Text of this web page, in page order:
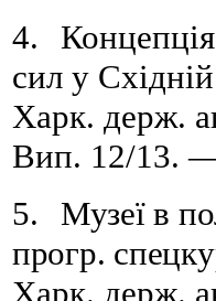
4.
сил у
Харк. держ.
Вип. 12/13.
5.
Музеї в
прогр.
Харк. держ.